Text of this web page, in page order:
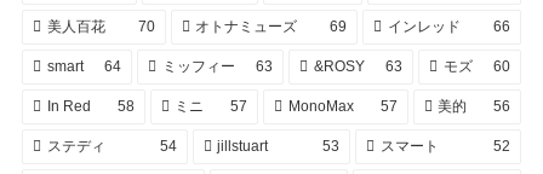
美人百花 70 オトナミューズ 69 インレッド 66
smart 64 ミッフィー 63 &ROSY 63 モズ 60
In Red 58 ミニ 57 MonoMax 57 美的 56
ステディ 54 jillstuart 53 スマート 52